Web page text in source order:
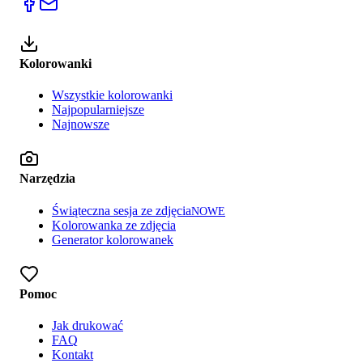
Kolorowanki
Wszystkie kolorowanki
Najpopularniejsze
Najnowsze
Narzędzia
Świąteczna sesja ze zdjęciaNOWE
Kolorowanka ze zdjęcia
Generator kolorowanek
Pomoc
Jak drukować
FAQ
Kontakt